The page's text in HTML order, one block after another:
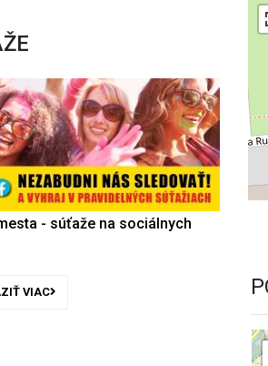
- súťaže na sociálnych
VIAC